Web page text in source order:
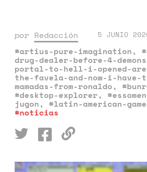
por Redacción 5 JUNIO
#artius-pure-imagination,
drug-dealer-before-4-
portal-to-hell-i-opened-
the-favela-and-now-i-have-
mamadas-from-ronaldo,
#desktop-explorer,
jugon, #latin-american-
#noticias